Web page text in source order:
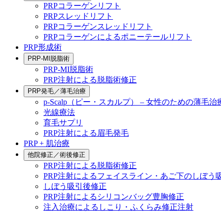
PRPコラーゲンリフト
PRPスレッドリフト
PRPコラーゲンスレッドリフト
PRPコラーゲンによるポニーテールリフト
PRP形成術
PRP-MI脱脂術
PRP-MI脱脂術
PRP注射による脱脂術修正
PRP発毛／薄毛治療
p-Scalp（ピー・スカルプ） – 女性のための薄毛治
光線療法
育毛サプリ
PRP注射による眉毛発毛
PRP + 肌治療
他院修正／術後修正
PRP注射による脱脂術修正
PRP注射によるフェイスライン・あご下のしぼう
しぼう吸引後修正
PRP注射によるシリコンバッグ豊胸修正
注入治療によるしこり・ふくらみ修正注射